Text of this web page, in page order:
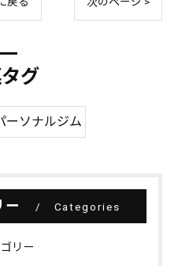
グ
ーソナルジム
ー Categories
リー